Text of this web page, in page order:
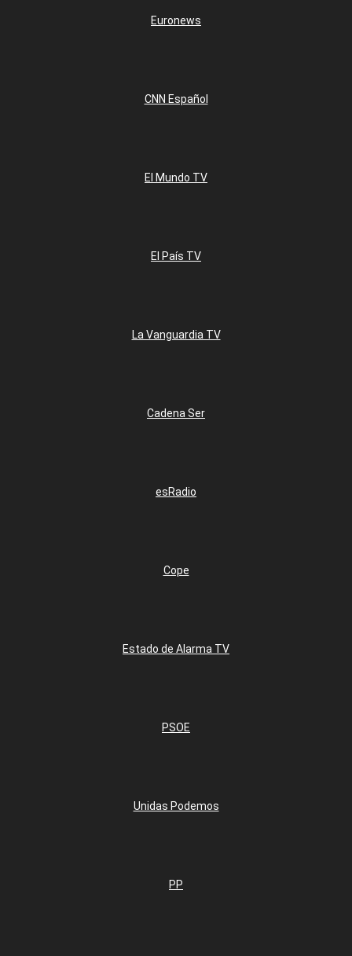
Euronews
CNN Español
El Mundo TV
El País TV
La Vanguardia TV
Cadena Ser
esRadio
Cope
Estado de Alarma TV
PSOE
Unidas Podemos
PP